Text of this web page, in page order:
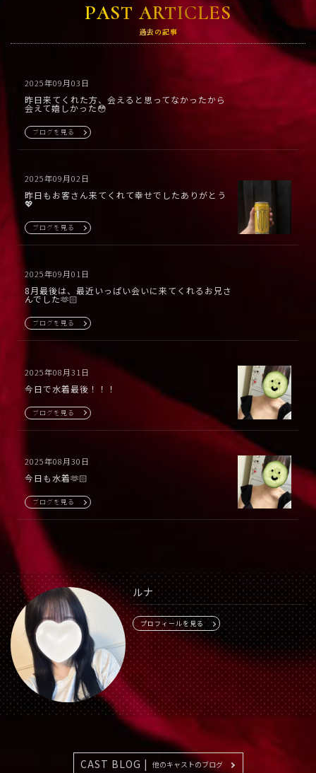
PAST ARTICLES
過去の記事
2025年09月03日
昨日来てくれた方、会えると思ってなかったから
会えて嬉しかった😳
ブログを見る
2025年09月02日
昨日もお客さん来てくれて幸せでしたありがとう
💖
ブログを見る
2025年09月01日
8月最後は、最近いっぱい会いに来てくれるお兄さ
んでした🫶🏻
ブログを見る
2025年08月31日
今日で水着最後！！！
ブログを見る
2025年08月30日
今日も水着🫶🏻
ブログを見る
ルナ
プロフィールを見る
CAST BLOG | 他のキャストのブログ